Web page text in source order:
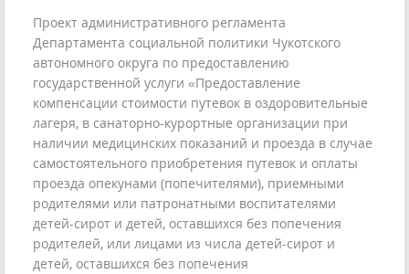
Проект административного регламента
Департамента социальной политики Чукотского
автономного округа по предоставлению
государственной услуги «Предоставление
компенсации стоимости путевок в оздоровительные
лагеря, в санаторно-курортные организации при
наличии медицинских показаний и проезда в случае
самостоятельного приобретения путевок и оплаты
проезда опекунами (попечителями), приемными
родителями или патронатными воспитателями
детей-сирот и детей, оставшихся без попечения
родителей, или лицами из числа детей-сирот и
детей, оставшихся без попечения